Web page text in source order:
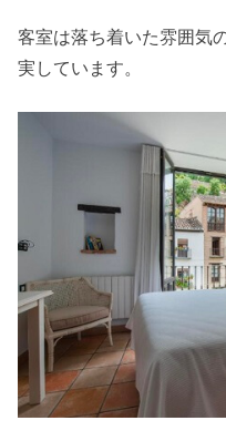
客室は落ち着いた雰囲気
実しています。